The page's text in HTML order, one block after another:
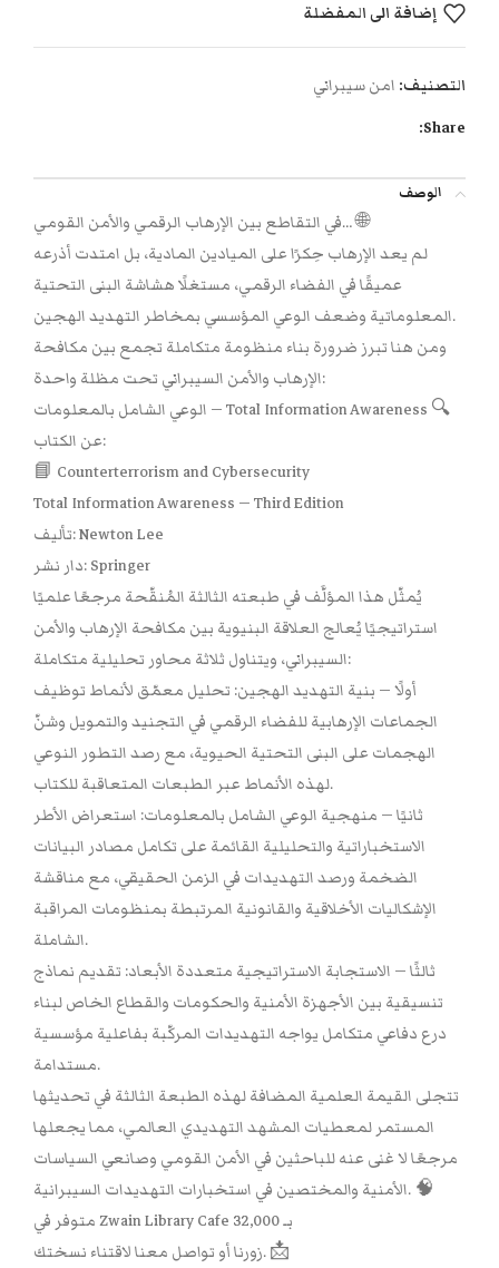
إضافة الى المفضلة
التصنيف: امن سيبراني
Share:
الوصف
في التقاطع بين الإرهاب الرقمي والأمن القومي… 🌐
لم يعد الإرهاب حِكرًا على الميادين المادية، بل امتدت أذرعه
عميقًا في الفضاء الرقمي، مستغلًا هشاشة البنى التحتية
المعلوماتية وضعف الوعي المؤسسي بمخاطر التهديد الهجين.
ومن هنا تبرز ضرورة بناء منظومة متكاملة تجمع بين مكافحة
الإرهاب والأمن السيبراني تحت مظلة واحدة:
الوعي الشامل بالمعلومات — Total Information Awareness 🔍
عن الكتاب:
📘 Counterterrorism and Cybersecurity
Total Information Awareness — Third Edition
تأليف: Newton Lee
دار نشر: Springer
يُمثّل هذا المؤلَّف في طبعته الثالثة المُنقّحة مرجعًا علميًا
استراتيجيًا يُعالج العلاقة البنيوية بين مكافحة الإرهاب والأمن
السيبراني، ويتناول ثلاثة محاور تحليلية متكاملة:
أولًا — بنية التهديد الهجين: تحليل معمّق لأنماط توظيف
الجماعات الإرهابية للفضاء الرقمي في التجنيد والتمويل وشنّ
الهجمات على البنى التحتية الحيوية، مع رصد التطور النوعي
لهذه الأنماط عبر الطبعات المتعاقبة للكتاب.
ثانيًا — منهجية الوعي الشامل بالمعلومات: استعراض الأطر
الاستخباراتية والتحليلية القائمة على تكامل مصادر البيانات
الضخمة ورصد التهديدات في الزمن الحقيقي، مع مناقشة
الإشكاليات الأخلاقية والقانونية المرتبطة بمنظومات المراقبة
الشاملة.
ثالثًا — الاستجابة الاستراتيجية متعددة الأبعاد: تقديم نماذج
تنسيقية بين الأجهزة الأمنية والحكومات والقطاع الخاص لبناء
درع دفاعي متكامل يواجه التهديدات المركّبة بفاعلية مؤسسية
مستدامة.
تتجلى القيمة العلمية المضافة لهذه الطبعة الثالثة في تحديثها
المستمر لمعطيات المشهد التهديدي العالمي، مما يجعلها
مرجعًا لا غنى عنه للباحثين في الأمن القومي وصانعي السياسات
الأمنية والمختصين في استخبارات التهديدات السيبرانية. 🧠
متوفر في Zwain Library Cafe بـ 32,000
زورنا أو تواصل معنا لاقتناء نسختك. 📩